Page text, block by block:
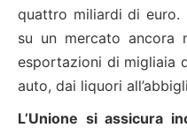
quattro miliardi di euro.
su un mercato
esportazioni di migliaia
auto, dai liquori
L’Unione si assicura